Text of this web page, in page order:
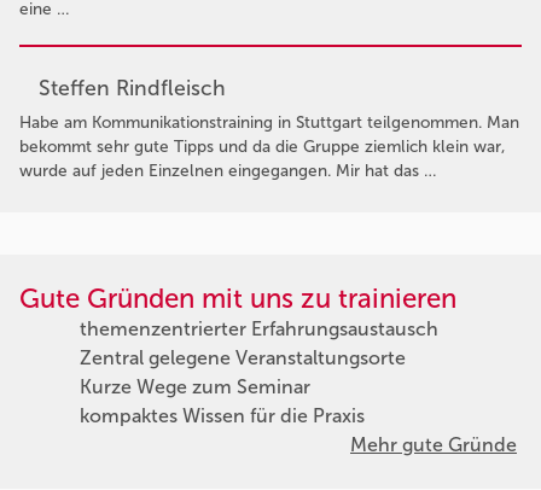
eine …
Steffen Rindfleisch
Habe am Kommunikationstraining in Stuttgart teilgenommen. Man
bekommt sehr gute Tipps und da die Gruppe ziemlich klein war,
wurde auf jeden Einzelnen eingegangen. Mir hat das …
Gute Gründen mit uns zu trainieren
themenzentrierter Erfahrungsaustausch
Zentral gelegene Veranstaltungsorte
Kurze Wege zum Seminar
kompaktes Wissen für die Praxis
Mehr gute Gründe